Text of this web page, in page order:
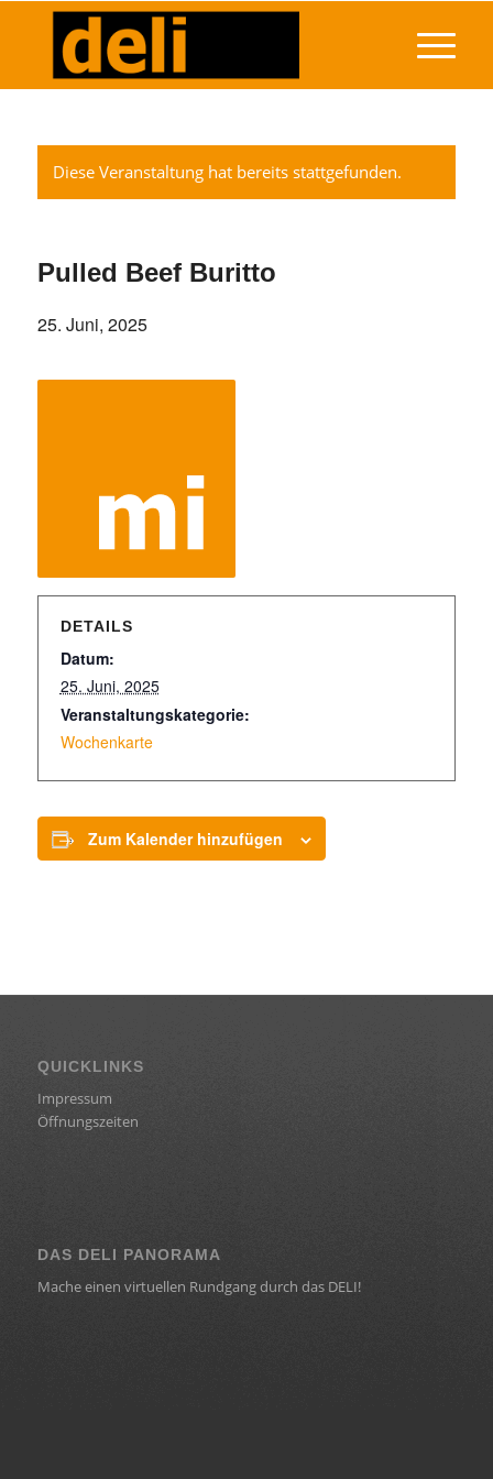
Diese Veranstaltung hat bereits stattgefunden.
Pulled Beef Buritto
25. Juni, 2025
DETAILS
Datum:
25. Juni, 2025
Veranstaltungskategorie:
Wochenkarte
Zum Kalender hinzufügen
QUICKLINKS
Impressum
Öffnungszeiten
DAS DELI PANORAMA
Mache einen virtuellen Rundgang durch das DELI!